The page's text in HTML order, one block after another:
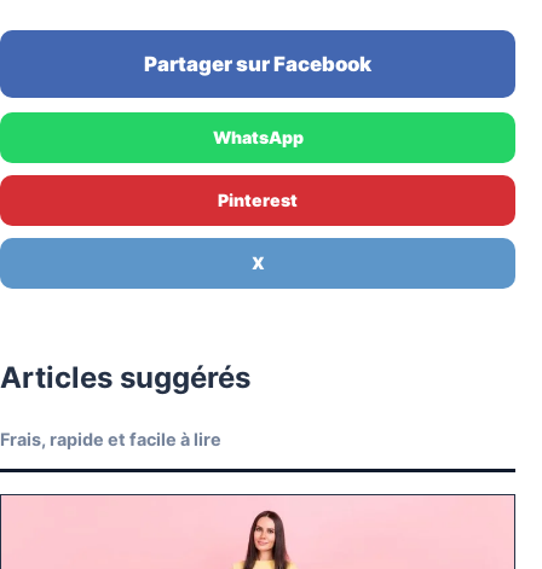
Partager sur Facebook
WhatsApp
Pinterest
X
Articles suggérés
Frais, rapide et facile à lire